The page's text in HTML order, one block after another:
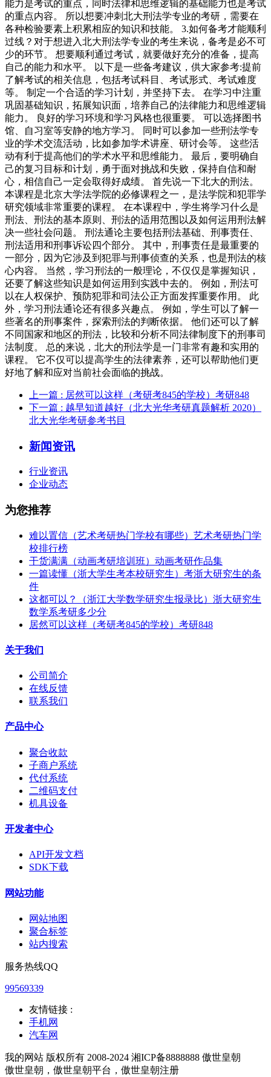
能力是考试的重点，同时法律和思维逻辑的基础能力也是考试
的重点内容。 所以想要冲刺北大刑法学专业的考研，需要在
各种检验要素上积累相应的知识和技能。 3.如何备考才能顺利
过线？对于想进入北大刑法学专业的考生来说，备考是必不可
少的环节。 想要顺利通过考试，就要做好充分的准备，提高
自己的能力和水平。 以下是一些备考建议，供大家参考:提前
了解考试的相关信息，包括考试科目、考试形式、考试难度
等。 制定一个合适的学习计划，并坚持下去。 在学习中注重
巩固基础知识，拓展知识面，培养自己的法律能力和思维逻辑
能力。 良好的学习环境和学习风格也很重要。 可以选择图书
馆、自习室等安静的地方学习。 同时可以参加一些刑法学专
业的学术交流活动，比如参加学术讲座、研讨会等。 这些活
动有利于提高他们的学术水平和思维能力。 最后，要明确自
己的复习目标和计划，勇于面对挑战和失败，保持自信和耐
心，相信自己一定会取得好成绩。 首先说一下北大的刑法。
本课程是北京大学法学院的必修课程之一，是法学院和犯罪学
研究领域非常重要的课程。 在本课程中，学生将学习什么是
刑法、刑法的基本原则、刑法的适用范围以及如何运用刑法解
决一些社会问题。 刑法通论主要包括刑法基础、刑事责任、
刑法适用和刑事诉讼四个部分。 其中，刑事责任是最重要的
一部分，因为它涉及到犯罪与刑事侦查的关系，也是刑法的核
心内容。 当然，学习刑法的一般理论，不仅仅是掌握知识，
还要了解这些知识是如何运用到实践中去的。 例如，刑法可
以在人权保护、预防犯罪和司法公正方面发挥重要作用。 此
外，学习刑法通论还有很多兴趣点。 例如，学生可以了解一
些著名的刑事案件，探索刑法的判断依据。 他们还可以了解
不同国家和地区的刑法，比较和分析不同法律制度下的刑事司
法制度。 总的来说，北大的刑法学是一门非常有趣和实用的
课程。 它不仅可以提高学生的法律素养，还可以帮助他们更
好地了解和应对当前社会面临的挑战。
上一篇 : 居然可以这样（考研考845的学校）考研848
下一篇 : 越早知道越好（北大光华考研真题解析 2020）
北大光华考研参考书目
新闻资讯
行业资讯
企业动态
为您推荐
难以置信（艺术考研热门学校有哪些）艺术考研热门学
校排行榜
干货满满（动画考研培训班）动画考研作品集
一篇读懂（浙大学生考本校研究生）考浙大研究生的条
件
这都可以？（浙江大学数学研究生报录比）浙大研究生
数学系考研多少分
居然可以这样（考研考845的学校）考研848
关于我们
公司简介
在线反馈
联系我们
产品中心
聚合收款
子商户系统
代付系统
二维码支付
机具设备
开发者中心
API开发文档
SDK下载
网站功能
网站地图
聚合标签
站内搜索
服务热线QQ
99569339
友情链接 :
手机网
汽车网
我的网站 版权所有 2008-2024 湘ICP备8888888 傲世皇朝
傲世皇朝，傲世皇朝平台，傲世皇朝注册